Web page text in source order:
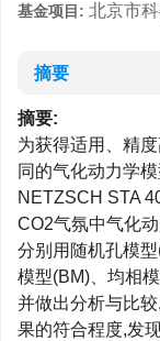
基金项目: 北京市
摘要
摘要:
为获得适用、精
同的气化动力学
NETZSCH STA
CO2气氛中气化
分别用随机孔模
模型(BM)、均相
并做出分析与比
果的符合程度,发